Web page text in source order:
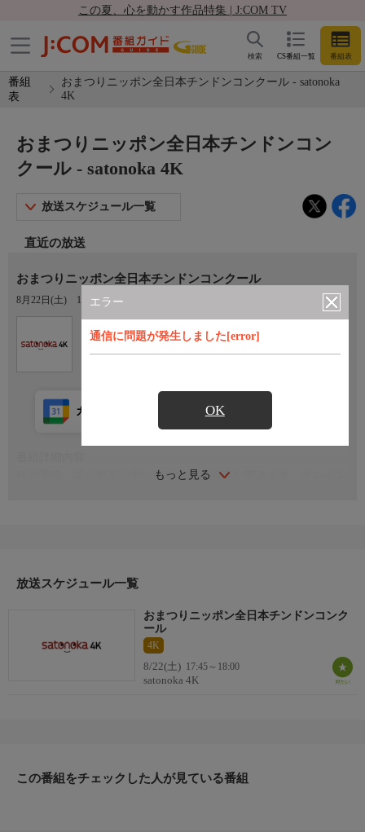
この夏、心を動かす作品特集 | J:COM TV
CS番組一覧 番組表
検索
番組
表
おまつりニッポン全日本チンドンコンクール - satonoka
4K
エラー
通信に問題が発生しました[error]
OK
おまつりニッポン全日本チンドンコン
クール - satonoka 4K
放送スケジュール一覧
直近の放送
おまつりニッポン全日本チンドンコンクール
8月22日(土) 17:45〜18:00
satonoka 4K
もっと見る
カレンダー登録 アプリ視聴
桜の季節、富山県富山市に鉦や太鼓の演奏が響きます。チンドン
放送スケジュール一覧
おまつりニッポン全日本チンドンコンク
ール
4K
8/22(土) 17:45～18:00
satonoka 4K
この番組をチェックした人が見ている番組